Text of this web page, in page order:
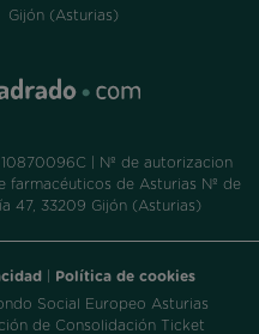
Gijón (Asturias)
| Nº de autorizacion
farmacéuticos de Asturias Nº de
47, 33209 Gijón (Asturias)
Política de cookies
Social Europeo Asturias
de Consolidación Ticket